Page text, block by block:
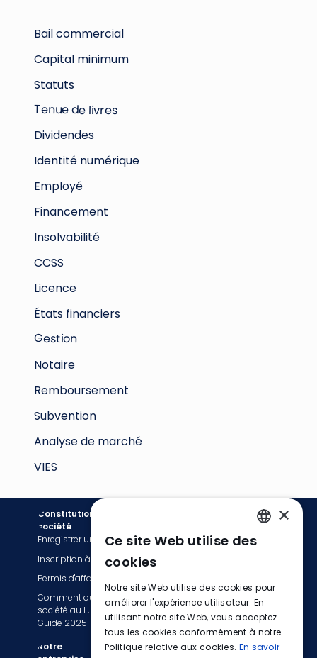
Tenue de livres
Dividendes
Identité numérique
Statuts
Financement
Capital minimum
Bail commercial
Licence
États financiers
CCSS
Insolvabilité
VIES
Analyse de marché
Subvention
Remboursement
Notaire
Gestion
Employé
Constitution de
société
Notre
Passez à EasyBiz
Services de facturation
Déclaration fiscale et TVA
Services de paie
Enregistrer une société
Inscription à la TVA
Permis d'affaires
Comment ouvrir une
société au Luxembourg :
Guide 2025
ENGLISH
GERMAN
×
Ce site Web utilise des
cookies
Notre site Web utilise des cookies pour
améliorer l'expérience utilisateur. En
utilisant notre site Web, vous acceptez
tous les cookies conformément à notre
Politique relative aux cookies. En savoir